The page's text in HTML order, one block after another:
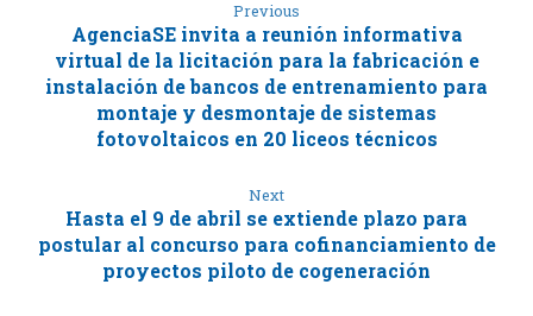
Previous
AgenciaSE invita a reunión informativa
virtual de la licitación para la fabricación e
instalación de bancos de entrenamiento para
montaje y desmontaje de sistemas
fotovoltaicos en 20 liceos técnicos
Next
Hasta el 9 de abril se extiende plazo para
postular al concurso para cofinanciamiento de
proyectos piloto de cogeneración